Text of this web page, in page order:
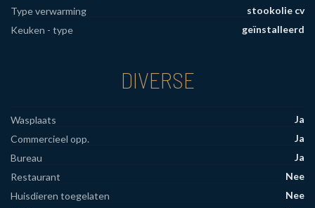
Type verwarming
stookolie cv
Keuken - type
geïnstalleerd
DIVERSE
Wasplaats
Ja
Commercieel opp.
Ja
Bureau
Ja
Restaurant
Nee
Huisdieren toegelaten
Nee